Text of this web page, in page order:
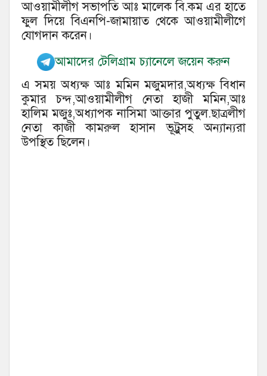
আওয়ামীলীগ সভাপতি আঃ মালেক বি.কম এর হাতে
ফুল দিয়ে বিএনপি-জামায়াত থেকে আওয়ামীলীগে
যোগদান করেন।
আমাদের টেলিগ্রাম চ্যানেলে জয়েন করুন
এ সময় অধ্যক্ষ আঃ মমিন মজুমদার,অধ্যক্ষ বিধান
কুমার চন্দ,আওয়ামীলীগ নেতা হাজী মমিন,আঃ
হালিম মজুঃ,অধ্যাপক নাসিমা আক্তার পুতুল.ছাত্রলীগ
নেতা কাজী কামরুল হাসান ভূট্রুসহ অন্যান্যরা
উপস্থিত ছিলেন।